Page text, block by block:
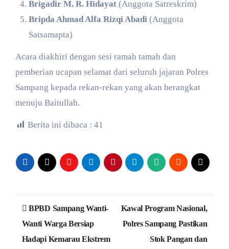
Brigadir M. R. Hidayat(Anggota Satreskrim)
Bripda Ahmad Alfa Rizqi Abadi (Anggota
Satsamapta)
​Acara diakhiri dengan sesi ramah tamah dan
pemberian ucapan selamat dari seluruh jajaran Polres
Sampang kepada rekan-rekan yang akan berangkat
menuju Baitullah.
Berita ini dibaca : 41
Navigasi
pos
BPBD Sampang Wanti-
Wanti Warga Bersiap
Hadapi Kemarau Ekstrem
Kawal Program Nasional,
Polres Sampang Pastikan
Stok Pangan dan